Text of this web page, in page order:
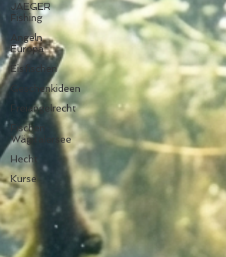
JAEGER
Fishing
Angeln
Europa
Eisfischen
Geschenkideen
Freiangelrecht
Fischen
Wägitalersee
Hecht
Kurse